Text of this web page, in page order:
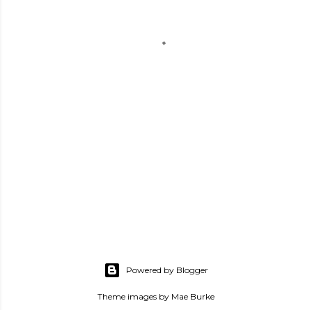
Powered by Blogger
Theme images by Mae Burke